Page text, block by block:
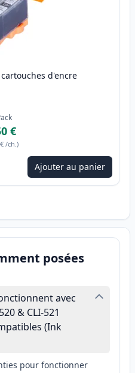
cartouches d'encre
€
/ch.)
Ajouter au panier
posées
avec
& CLI-521
(Ink
pour fonctionner